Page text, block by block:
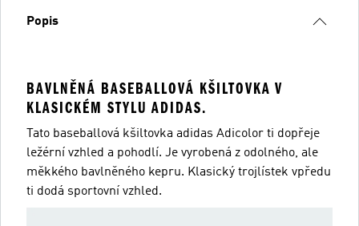
Popis
BAVLNĚNÁ BASEBALLOVÁ KŠILTOVKA V
KLASICKÉM STYLU ADIDAS.
Tato baseballová kšiltovka adidas Adicolor ti dopřeje
ležérní vzhled a pohodlí. Je vyrobená z odolného, ale
měkkého bavlněného kepru. Klasický trojlístek vpředu
ti dodá sportovní vzhled.